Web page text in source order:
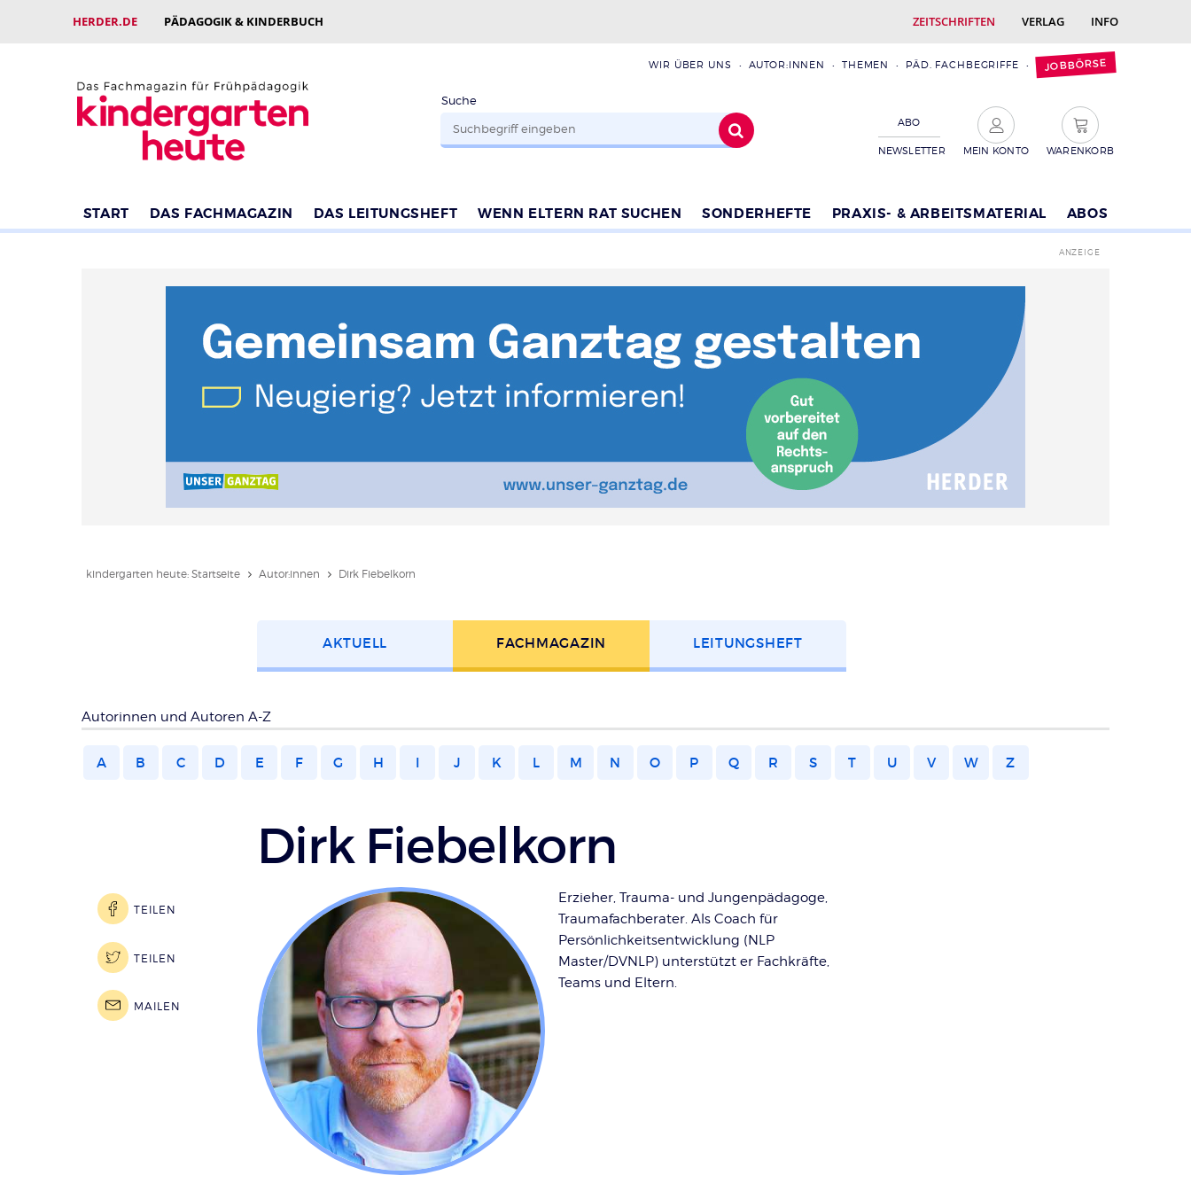
HERDER.DE PÄDAGOGIK & KINDERBUCH ZEITSCHRIFTEN VERLAG INFO
WIR ÜBER UNS AUTOR:INNEN THEMEN PÄD. FACHBEGRIFFE JOBBÖRSE
Suche
ABO
NEWSLETTER MEIN KONTO WARENKORB
START DAS FACHMAGAZIN DAS LEITUNGSHEFT WENN ELTERN RAT SUCHEN SONDERHEFTE PRAXIS- & ARBEITSMATERIAL ABOS
kindergarten heute: Startseite Autor:innen Dirk Fiebelkorn
AKTUELL FACH­MAGAZIN LEITUNGS­HEFT
Autorinnen und Autoren A-Z
A B C D E F G H I J K L M N O P Q R S T U V W Z
Dirk Fiebelkorn
Erzieher, Trauma- und Jungenpädagoge,
Traumafachberater. Als Coach für
Persönlichkeitsentwicklung (NLP
Master/DVNLP) unterstützt er Fachkräfte,
Teams und Eltern.
TEILEN
TEILEN
MAILEN